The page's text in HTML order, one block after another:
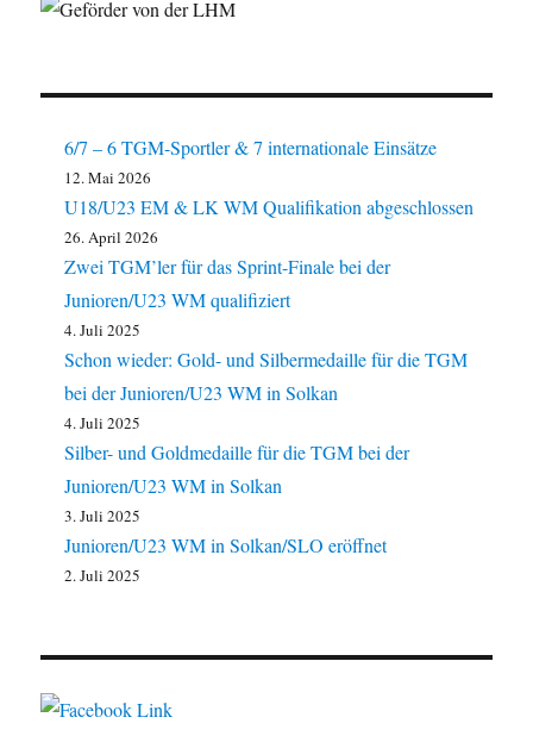
6/7 – 6 TGM-Sportler & 7 internationale Einsätze
12. Mai 2026
U18/U23 EM & LK WM Qualifikation abgeschlossen
26. April 2026
Zwei TGM’ler für das Sprint-Finale bei der
Junioren/U23 WM qualifiziert
4. Juli 2025
Schon wieder: Gold- und Silbermedaille für die TGM
bei der Junioren/U23 WM in Solkan
4. Juli 2025
Silber- und Goldmedaille für die TGM bei der
Junioren/U23 WM in Solkan
3. Juli 2025
Junioren/U23 WM in Solkan/SLO eröffnet
2. Juli 2025